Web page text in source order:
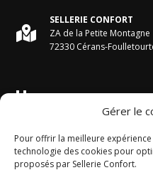
Gérer le
Pour offrir la meilleure
technologie des cookies pour
proposés par Sellerie Confort.

SELLERIE CONFORT
ZA de la Petite Montagne
72330 Cérans-
Horaires du
Du Lundi au Vendredi :
9h - 12h et 13h30 - 17h30
Le Samedi :